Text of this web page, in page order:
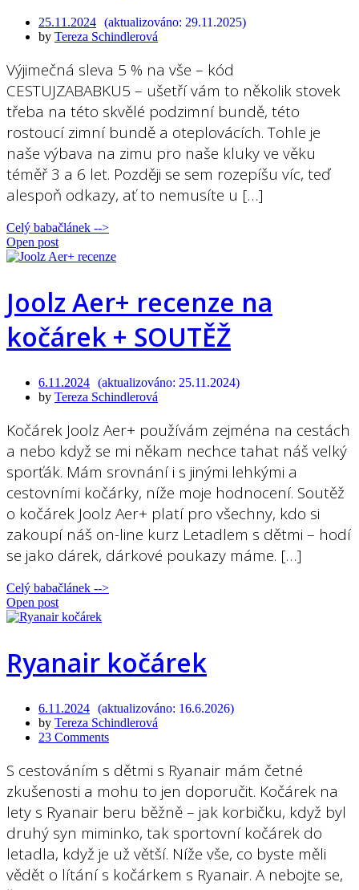
25.11.2024
29.11.2025
by Tereza Schindlerová
Výjimečná sleva 5 % na vše – kód
CESTUJZABABKU5 – ušetří vám to několik stovek
třeba na této skvělé podzimní bundě, této
rostoucí zimní bundě a oteplovácích. Tohle je
naše výbava na zimu pro naše kluky ve věku
téměř 3 a 6 let. Později se sem rozepíšu víc, teď
alespoň odkazy, ať to nemusíte u […]
Celý babačlánek -->
Open post
Joolz Aer+ recenze na
kočárek + SOUTĚŽ
6.11.2024
25.11.2024
by Tereza Schindlerová
Kočárek Joolz Aer+ používám zejména na cestách
a nebo když se mi někam nechce tahat náš velký
sporťák. Mám srovnání i s jinými lehkými a
cestovními kočárky, níže moje hodnocení. Soutěž
o kočárek Joolz Aer+ platí pro všechny, kdo si
zakoupí náš on-line kurz Letadlem s dětmi – hodí
se jako dárek, dárkové poukazy máme. […]
Celý babačlánek -->
Open post
Ryanair kočárek
6.11.2024
16.6.2026
by Tereza Schindlerová
23 Comments
S cestováním s dětmi s Ryanair mám četné
zkušenosti a mohu to jen doporučit. Kočárek na
lety s Ryanair beru běžně – jak korbičku, když byl
druhý syn miminko, tak sportovní kočárek do
letadla, když je už větší. Níže vše, co byste měli
vědět o lítání s kočárkem s Ryanair. A nebojte se,